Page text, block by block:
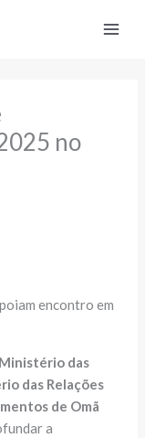
no
encontro em
Ministério das
das Relações
de Omã
a